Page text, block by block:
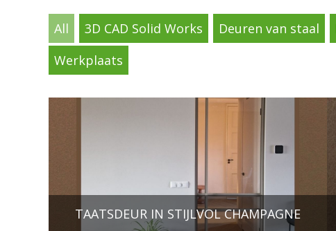
All 3D CAD Solid Works Deuren van staal
Werkplaats
TAATSDEUR IN STIJLVOL CHAMPAGNE